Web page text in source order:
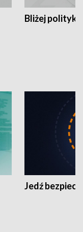
Bliżej polityki
Jedź